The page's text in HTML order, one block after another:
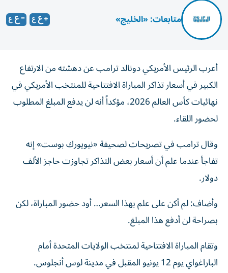
متابعات: «الخليج»
أعرب الرئيس الأمريكي دونالد ترامب عن دهشته من الارتفاع
الكبير في أسعار تذاكر المباراة الافتتاحية للمنتخب الأمريكي في
نهائيات كأس العالم 2026، مؤكداً أنه لن يدفع المبلغ المطلوب
لحضور اللقاء.
وقال ترامب في تصريحات لصحيفة «نيويورك بوست» إنه
تفاجأ عندما علم أن أسعار بعض التذاكر تجاوزت حاجز الألف
دولار.
وأضاف: لم أكن على علم بهذا السعر… أود حضور المباراة، لكن
بصراحة لن أدفع هذا المبلغ.
وتقام المباراة الافتتاحية لمنتخب الولايات المتحدة أمام
الباراغواي يوم 12 يونيو المقبل في مدينة لوس أنجلوس.